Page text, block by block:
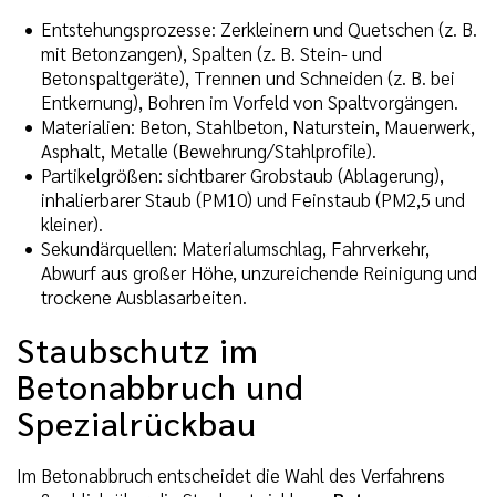
Entstehungsprozesse: Zerkleinern und Quetschen (z. B.
mit Betonzangen), Spalten (z. B. Stein- und
Betonspaltgeräte), Trennen und Schneiden (z. B. bei
Entkernung), Bohren im Vorfeld von Spaltvorgängen.
Materialien: Beton, Stahlbeton, Naturstein, Mauerwerk,
Asphalt, Metalle (Bewehrung/Stahlprofile).
Partikelgrößen: sichtbarer Grobstaub (Ablagerung),
inhalierbarer Staub (PM10) und Feinstaub (PM2,5 und
kleiner).
Sekundärquellen: Materialumschlag, Fahrverkehr,
Abwurf aus großer Höhe, unzureichende Reinigung und
trockene Ausblasarbeiten.
Staubschutz im
Betonabbruch und
Spezialrückbau
Im Betonabbruch entscheidet die Wahl des Verfahrens